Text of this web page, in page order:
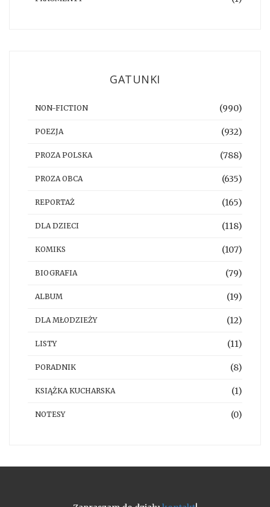
GATUNKI
NON-FICTION (990)
POEZJA (932)
PROZA POLSKA (788)
PROZA OBCA (635)
REPORTAŻ (165)
DLA DZIECI (118)
KOMIKS (107)
BIOGRAFIA (79)
ALBUM (19)
DLA MŁODZIEŻY (12)
LISTY (11)
PORADNIK (8)
KSIĄŻKA KUCHARSKA (1)
NOTESY (0)